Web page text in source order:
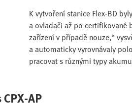
K vytvoření stanice Flex-BD
a ovladači až po certifikované
zařízení v případě nouze,“
a automaticky vyrovnávaly
pracovat s různými typy
AP